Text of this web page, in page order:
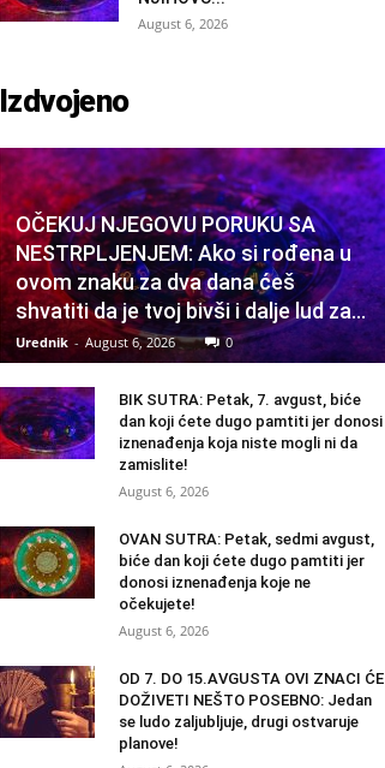
August 6, 2026
Izdvojeno
OČEKUJ NJEGOVU PORUKU SA
NESTRPLJENJEM: Ako si rođena u
ovom znaku za dva dana ćeš
shvatiti da je tvoj bivši i dalje lud za...
Urednik - August 6, 2026 0
BIK SUTRA: Petak, 7. avgust, biće
dan koji ćete dugo pamtiti jer donosi
iznenađenja koja niste mogli ni da
zamislite!
August 6, 2026
OVAN SUTRA: Petak, sedmi avgust,
biće dan koji ćete dugo pamtiti jer
donosi iznenađenja koje ne
očekujete!
August 6, 2026
OD 7. DO 15.AVGUSTA OVI ZNACI ĆE
DOŽIVETI NEŠTO POSEBNO: Jedan
se ludo zaljubljuje, drugi ostvaruje
planove!